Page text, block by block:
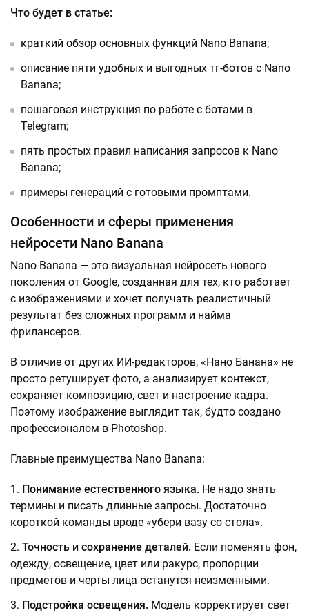
Что будет в статье:
краткий обзор основных функций Nano Banana;
описание пяти удобных и выгодных тг-ботов с Nano
Banana;
пошаговая инструкция по работе с ботами в
Telegram;
пять простых правил написания запросов к Nano
Banana;
примеры генераций с готовыми промптами.
Особенности и сферы применения
нейросети Nano Banana
Nano Banana — это визуальная нейросеть нового
поколения от Google, созданная для тех, кто работает
с изображениями и хочет получать реалистичный
результат без сложных программ и найма
фрилансеров.
В отличие от других ИИ-редакторов, «Нано Банана» не
просто ретуширует фото, а анализирует контекст,
сохраняет композицию, свет и настроение кадра.
Поэтому изображение выглядит так, будто создано
профессионалом в Photoshop.
Главные преимущества Nano Banana:
Понимание естественного языка. Не надо знать
термины и писать длинные запросы. Достаточно
короткой команды вроде «убери вазу со стола».
Точность и сохранение деталей. Если поменять фон,
одежду, освещение, цвет или ракурс, пропорции
предметов и черты лица останутся неизменными.
Подстройка освещения. Модель корректирует свет